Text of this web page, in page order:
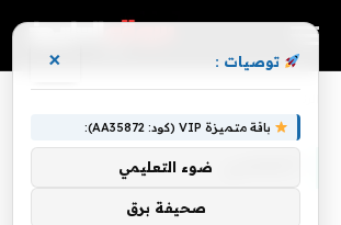
توصيات : ×
باقة متميزة VIP (كود: AA35872):
ضوء التعليمي
صحيفة برق